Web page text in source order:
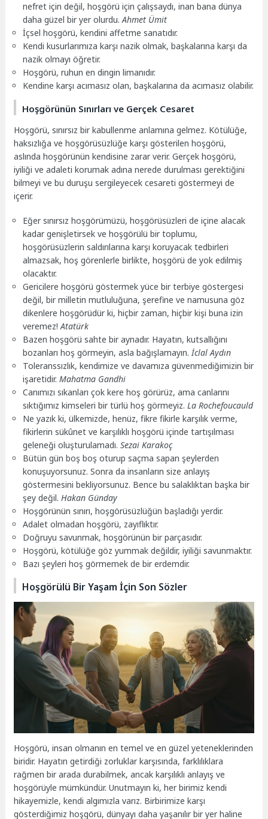
nefret için değil, hoşgörü için çalışsaydı, inan bana dünya
daha güzel bir yer olurdu.Ahmet Ümit
İçsel hoşgörü, kendini affetme sanatıdır.
Kendi kusurlarımıza karşı nazik olmak, başkalarına karşı da
nazik olmayı öğretir.
Hoşgörü, ruhun en dingin limanıdır.
Kendine karşı acımasız olan, başkalarına da acımasız olabilir.
Hoşgörünün Sınırları ve Gerçek Cesaret
Hoşgörü, sınırsız bir kabullenme anlamına gelmez. Kötülüğe,
haksızlığa ve hoşgörüsüzlüğe karşı gösterilen hoşgörü,
aslında hoşgörünün kendisine zarar verir. Gerçek hoşgörü,
iyiliği ve adaleti korumak adına nerede durulması gerektiğini
bilmeyi ve bu duruşu sergileyecek cesareti göstermeyi de
içerir.
Eğer sınırsız hoşgörümüzü, hoşgörüsüzleri de içine alacak
kadar genişletirsek ve hoşgörülü bir toplumu,
hoşgörüsüzlerin saldırılarına karşı koruyacak tedbirleri
almazsak, hoş görenlerle birlikte, hoşgörü de yok edilmiş
olacaktır.
Gericilere hoşgörü göstermek yüce bir terbiye göstergesi
değil, bir milletin mutluluğuna, şerefine ve namusuna göz
dikenlere hoşgörüdür ki, hiçbir zaman, hiçbir kişi buna izin
veremez!Atatürk
Bazen hoşgörü sahte bir aynadır. Hayatın, kutsallığını
bozanları hoş görmeyin, asla bağışlamayın. İclal Aydın
Toleranssızlık, kendimize ve davamıza güvenmediğimizin bir
işaretidir. Mahatma Gandhi
Canımızı sıkanları çok kere hoş görürüz, ama canlarını
sıktığımız kimseleri bir türlü hoş görmeyiz. La Rochefoucauld
Ne yazık ki, ülkemizde, henüz, fikre fikirle karşılık verme,
fikirlerin sükûnet ve karşılıklı hoşgörü içinde tartışılması
geleneği oluşturulamadı.Sezai Karakoç
Bütün gün boş boş oturup saçma sapan şeylerden
konuşuyorsunuz. Sonra da insanların size anlayış
göstermesini bekliyorsunuz. Bence bu salaklıktan başka bir
şey değil. Hakan Günday
Hoşgörünün sınırı, hoşgörüsüzlüğün başladığı yerdir.
Adalet olmadan hoşgörü, zayıflıktır.
Doğruyu savunmak, hoşgörünün bir parçasıdır.
Hoşgörü, kötülüğe göz yummak değildir, iyiliği savunmaktır.
Bazı şeyleri hoş görmemek de bir erdemdir.
Hoşgörülü Bir Yaşam İçin Son Sözler
Hoşgörü, insan olmanın en temel ve en güzel yeteneklerinden
biridir. Hayatın getirdiği zorluklar karşısında, farklılıklara
rağmen bir arada durabilmek, ancak karşılıklı anlayış ve
hoşgörüyle mümkündür. Unutmayın ki, her birimiz kendi
hikayemizle, kendi algımızla varız. Birbirimize karşı
gösterdiğimiz hoşgörü, dünyayı daha yaşanılır bir yer haline